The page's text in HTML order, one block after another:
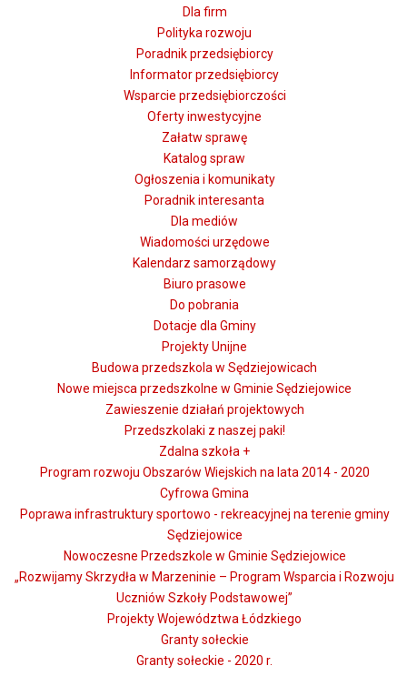
Dla firm
Polityka rozwoju
Poradnik przedsiębiorcy
Informator przedsiębiorcy
Wsparcie przedsiębiorczości
Oferty inwestycyjne
Załatw sprawę
Katalog spraw
Ogłoszenia i komunikaty
Poradnik interesanta
Dla mediów
Wiadomości urzędowe
Kalendarz samorządowy
Biuro prasowe
Do pobrania
Dotacje dla Gminy
Projekty Unijne
Budowa przedszkola w Sędziejowicach
Nowe miejsca przedszkolne w Gminie Sędziejowice
Zawieszenie działań projektowych
Przedszkolaki z naszej paki!
Zdalna szkoła +
Program rozwoju Obszarów Wiejskich na lata 2014 - 2020
Cyfrowa Gmina
Poprawa infrastruktury sportowo - rekreacyjnej na terenie gminy
Sędziejowice
Nowoczesne Przedszkole w Gminie Sędziejowice
„Rozwijamy Skrzydła w Marzeninie – Program Wsparcia i Rozwoju
Uczniów Szkoły Podstawowej”
Projekty Województwa Łódzkiego
Granty sołeckie
Granty sołeckie - 2020 r.